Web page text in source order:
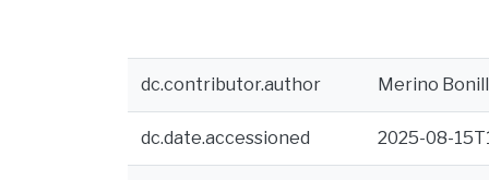
dc.contributor.author Merino
dc.date.accessioned 2025-08-